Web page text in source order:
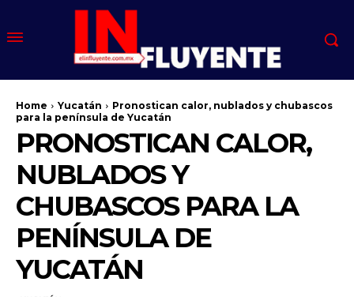
Home Yucatán
Pronostican calor, nublados y chubascos
para la península de Yucatán
PRONOSTICAN CALOR,
NUBLADOS Y
CHUBASCOS PARA LA
PENÍNSULA DE
YUCATÁN